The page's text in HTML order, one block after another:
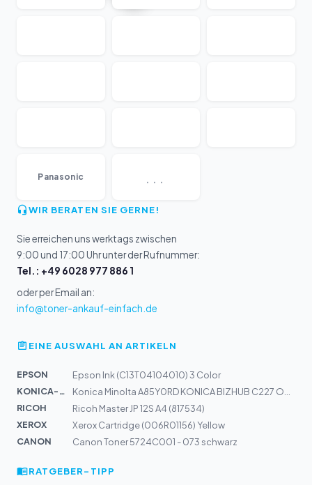
Panasonic ...
WIR BERATEN SIE GERNE!
Sie erreichen uns werktags zwischen
9:00 und 17:00 Uhr unter der Rufnummer:
Tel.: +49 6028 977 886 1
oder per Email an:
info@toner-ankauf-einfach.de
EINE AUSWAHL AN ARTIKELN
EPSON
Epson Ink (C13T04104010) 3 Color
KONICA-MIN...
Konica Minolta A85Y0RD KONICA BIZHUB C227 OPC BLACK
RICOH
Ricoh Master JP 12S A4 (817534)
XEROX
Xerox Cartridge (006R01156) Yellow
CANON
Canon Toner 5724C001 - 073 schwarz
RATGEBER-TIPP